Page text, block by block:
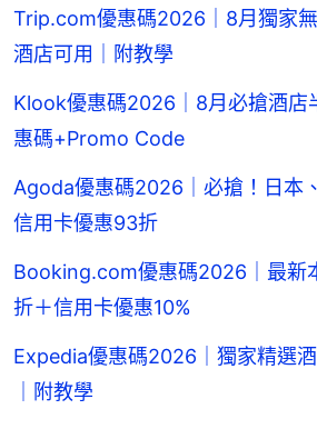
Trip.com優惠碼2026｜8月獨家
酒店可用｜附教學
Klook優惠碼2026｜8月必搶酒店
惠碼+Promo Code
Agoda優惠碼2026｜必搶！日本
信用卡優惠93折
Booking.com優惠碼2026｜最新
折＋信用卡優惠10%
Expedia優惠碼2026｜獨家精選
｜附教學